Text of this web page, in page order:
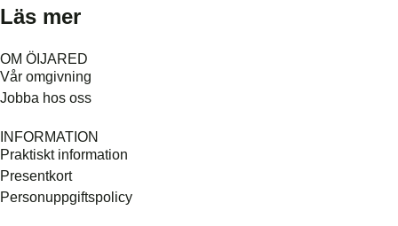
Läs mer
OM ÖIJARED
Vår omgivning
Jobba hos oss
INFORMATION
Praktiskt information
Presentkort
Personuppgiftspolicy